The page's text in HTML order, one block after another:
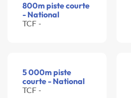
800m piste courte
- National
TCF -
5 000m piste
courte - National
TCF -